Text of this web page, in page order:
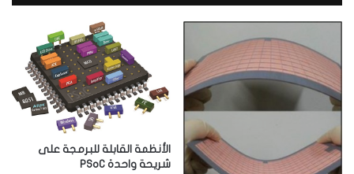
الأنظمة القابلة للبرمجة على
شريحة واحدة PSoC